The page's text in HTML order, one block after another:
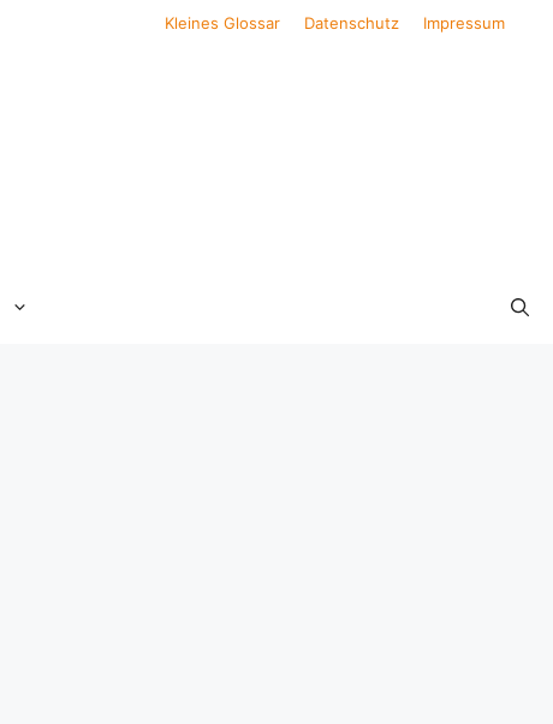
Kleines Glossar Datenschutz Impressum